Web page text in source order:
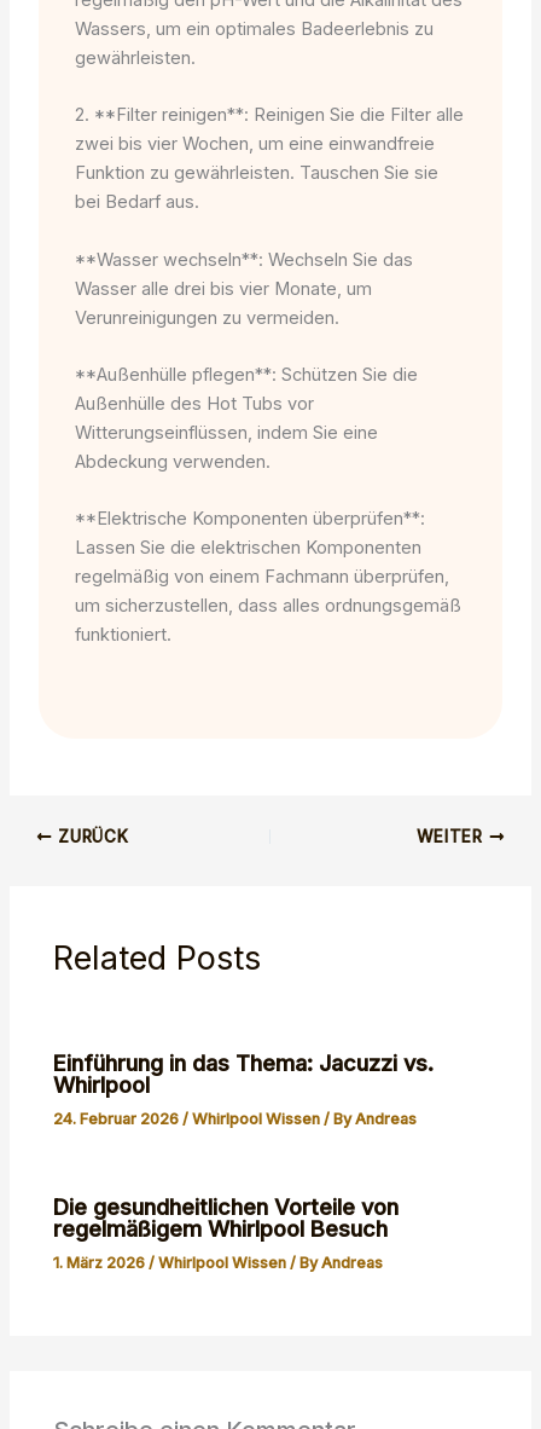
Wassers, um ein optimales Badeerlebnis zu
gewährleisten.
2. **Filter reinigen**: Reinigen Sie die Filter alle
zwei bis vier Wochen, um eine einwandfreie
Funktion zu gewährleisten. Tauschen Sie sie
bei Bedarf aus.
**Wasser wechseln**: Wechseln Sie das
Wasser alle drei bis vier Monate, um
Verunreinigungen zu vermeiden.
**Außenhülle pflegen**: Schützen Sie die
Außenhülle des Hot Tubs vor
Witterungseinflüssen, indem Sie eine
Abdeckung verwenden.
**Elektrische Komponenten überprüfen**:
Lassen Sie die elektrischen Komponenten
regelmäßig von einem Fachmann überprüfen,
um sicherzustellen, dass alles ordnungsgemäß
funktioniert.
ZURÜCK WEITER
Related Posts
Einführung in das Thema: Jacuzzi vs.
Whirlpool
24. Februar 2026/Whirlpool Wissen / ByAndreas
Die gesundheitlichen Vorteile von
regelmäßigem Whirlpool Besuch
1. März 2026/Whirlpool Wissen / ByAndreas